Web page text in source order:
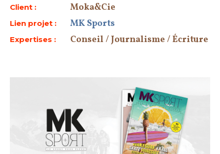
Client : Moka&Cie
Lien projet : MK Sports
Expertises : Conseil / Journalisme / Écriture